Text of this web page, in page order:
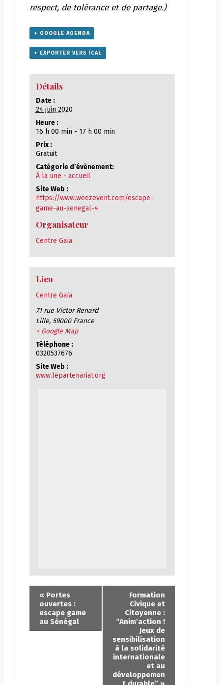
respect, de tolérance et de partage.)
+ GOOGLE AGENDA
+ EXPORTER VERS ICAL
Détails
Date :
24 juin 2020
Heure :
16 h 00 min - 17 h 00 min
Prix :
Gratuit
Catégorie d’évènement:
À la une - accueil
Site Web :
https://www.weezevent.com/escape-
game-au-senegal-4
Organisateur
Centre Gaïa
Lieu
Centre Gaïa
71 rue Victor Renard
Lille, 59000 France
+ Google Map
Téléphone :
0320537676
Site Web :
www.lepartenariat.org
« Portes
ouvertes :
escape game
au Sénégal
Formation
Civique et
Citoyenne :
“Anim’action !
Jeux de
sensibilisation
à la solidarité
internationale
et au
développemen